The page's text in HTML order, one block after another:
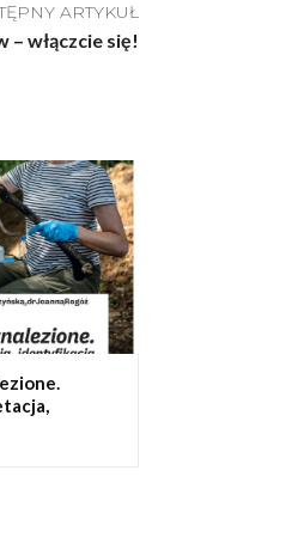
ARTYKUŁ
włączcie się!